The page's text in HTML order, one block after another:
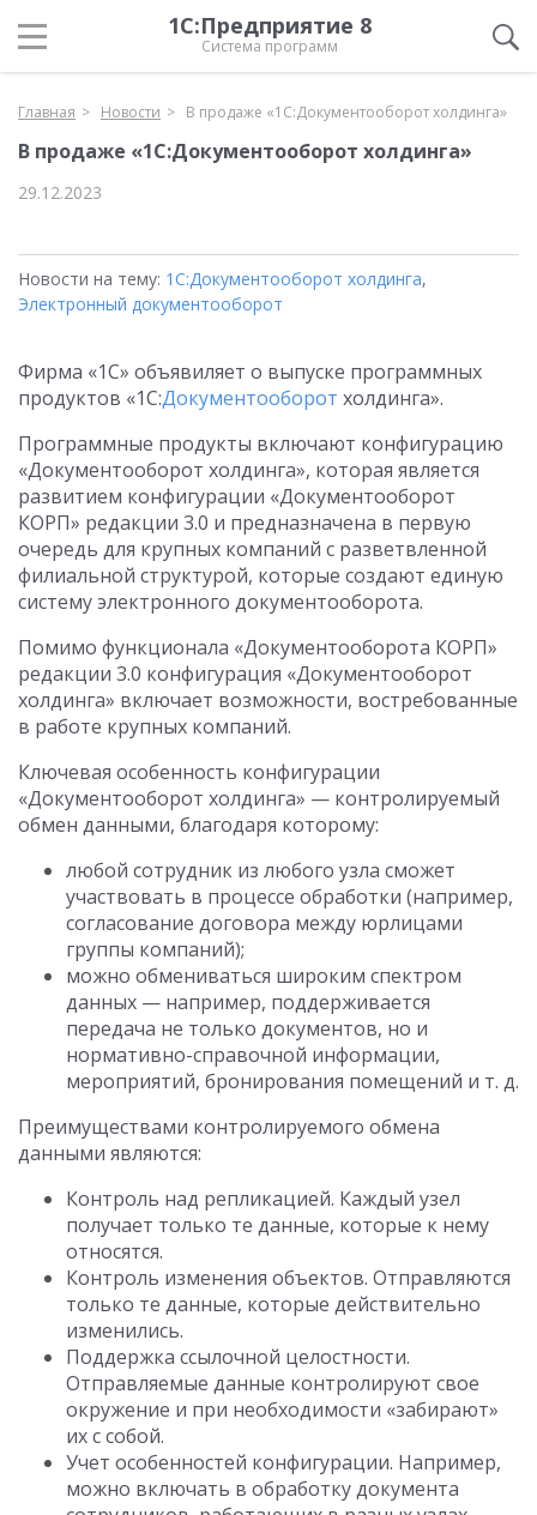
1С:Предприятие 8
Система программ
Главная Новости В продаже «1С:Документооборот холдинга»
В продаже «1С:Документооборот холдинга»
29.12.2023
Новости на тему: 1С:Документооборот холдинга,
Электронный документооборот
Фирма «1С» объявиляет о выпуске программных
продуктов «1С:Документооборот холдинга».
Программные продукты включают конфигурацию
«Документооборот холдинга», которая является
развитием конфигурации «Документооборот
КОРП» редакции 3.0 и предназначена в первую
очередь для крупных компаний с разветвленной
филиальной структурой, которые создают единую
систему электронного документооборота.
Помимо функционала «Документооборота КОРП»
редакции 3.0 конфигурация «Документооборот
холдинга» включает возможности, востребованные
в работе крупных компаний.
Ключевая особенность конфигурации
«Документооборот холдинга» — контролируемый
обмен данными, благодаря которому:
любой сотрудник из любого узла сможет
участвовать в процессе обработки (например,
согласование договора между юрлицами
группы компаний);
можно обмениваться широким спектром
данных — например, поддерживается
передача не только документов, но и
нормативно-справочной информации,
мероприятий, бронирования помещений и т. д.
Преимуществами контролируемого обмена
данными являются:
Контроль над репликацией. Каждый узел
получает только те данные, которые к нему
относятся.
Контроль изменения объектов. Отправляются
только те данные, которые действительно
изменились.
Поддержка ссылочной целостности.
Отправляемые данные контролируют свое
окружение и при необходимости «забирают»
их с собой.
Учет особенностей конфигурации. Например,
можно включать в обработку документа